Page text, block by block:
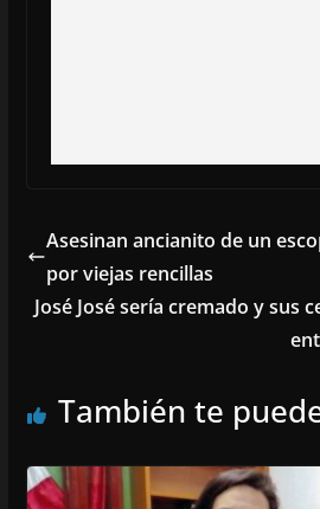
Asesinan ancianito de un
por viejas rencillas
José José sería cremado y sus
También te